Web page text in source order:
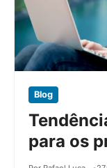
Blog
para os